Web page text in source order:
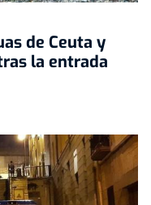
de Ceuta y
la entrada